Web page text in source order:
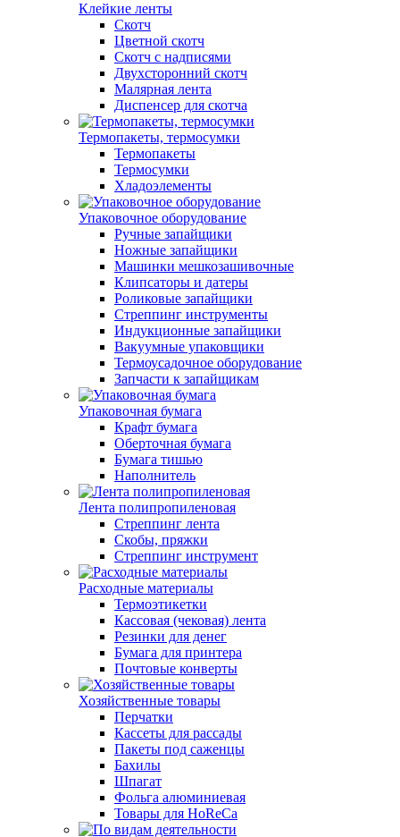
Клейкие ленты
Скотч
Цветной скотч
Скотч с надписями
Двухсторонний скотч
Малярная лента
Диспенсер для скотча
Термопакеты, термосумки
Термопакеты
Термосумки
Хладоэлементы
Упаковочное оборудование
Ручные запайщики
Ножные запайщики
Машинки мешкозашивочные
Клипсаторы и датеры
Роликовые запайщики
Стреппинг инструменты
Индукционные запайщики
Вакуумные упаковщики
Термоусадочное оборудование
Запчасти к запайщикам
Упаковочная бумага
Крафт бумага
Оберточная бумага
Бумага тишью
Наполнитель
Лента полипропиленовая
Стреппинг лента
Скобы, пряжки
Стреппинг инструмент
Расходные материалы
Термоэтикетки
Кассовая (чековая) лента
Резинки для денег
Бумага для принтера
Почтовые конверты
Хозяйственные товары
Перчатки
Кассеты для рассады
Пакеты под саженцы
Бахилы
Шпагат
Фольга алюминиевая
Товары для HoReCa